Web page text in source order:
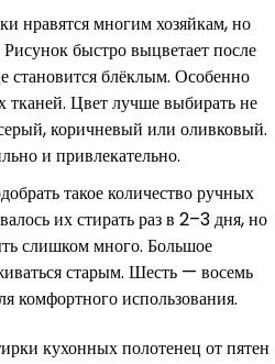
нравятся многим хозяйкам, но
быстро выцветает после
становится блёклым. Особенно
тканей. Цвет лучше выбирать не
коричневый или оливковый.
и привлекательно.
такое количество ручных
их стирать раз в 2–3 дня, но
слишком много. Большое
старым. Шесть — восемь
комфортного использования.